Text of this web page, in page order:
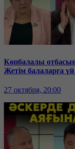
Көпбалалы
Жетім балаларға
27 октября, 20:00